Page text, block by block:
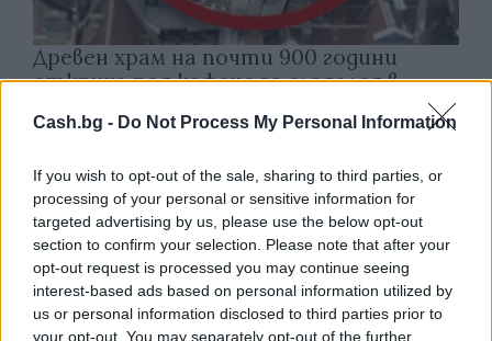
Cash.bg - Do Not Process My Personal Information
If you wish to opt-out of the sale, sharing to third parties, or
processing of your personal or sensitive information for
targeted advertising by us, please use the below opt-out
section to confirm your selection. Please note that after your
opt-out request is processed you may continue seeing
interest-based ads based on personal information utilized by
us or personal information disclosed to third parties prior to
your opt-out. You may separately opt-out of the further
Древен храм на почти 900 години
откриха под кафене за сладолед в